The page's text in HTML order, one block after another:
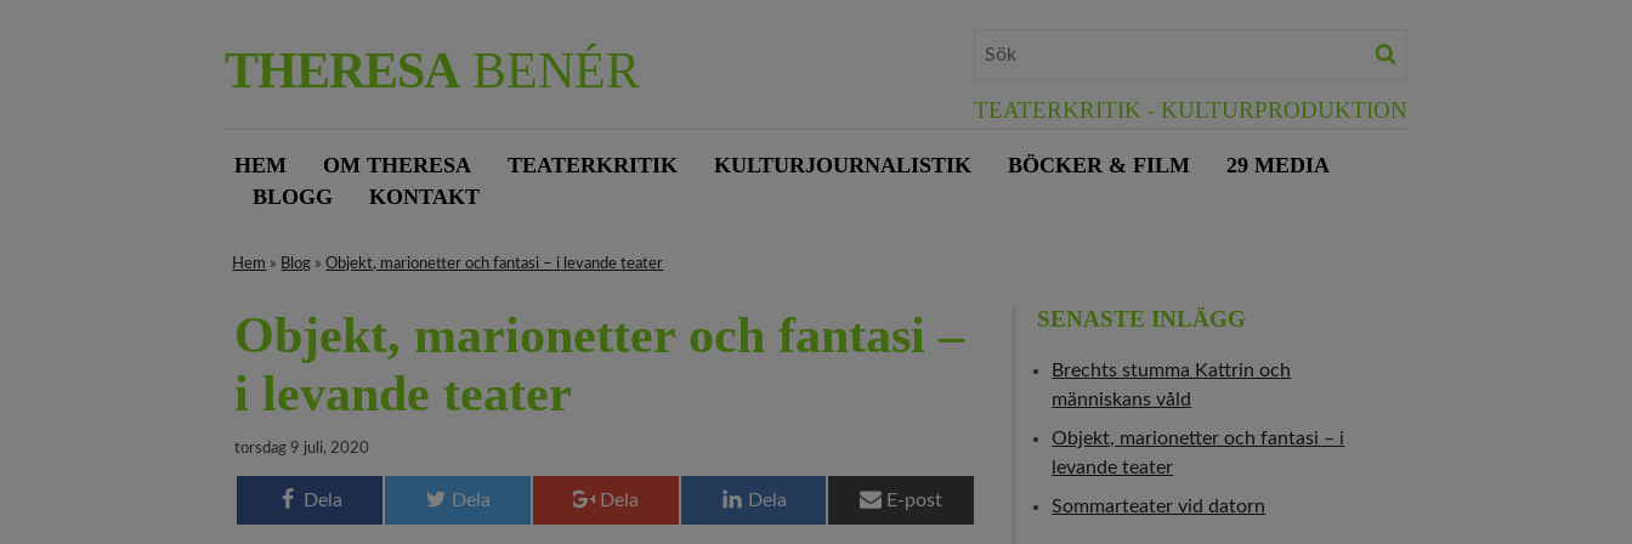
THERESA BENÉR
TEATERKRITIK - KULTURPRODUKTION
HEM OM THERESA TEATERKRITIK KULTURJOURNALISTIK BÖCKER & FILM
29 MEDIA
BLOGG
KONTAKT
Hem » Blog »Objekt, marionetter och fantasi – i levande teater
Objekt, marionetter och fantasi –
i levande teater
torsdag 9 juli, 2020
Dela Dela Dela Dela E-post
SENASTE INLÄGG
Brechts stumma Kattrin och
människans våld
Objekt, marionetter och fantasi – i
levande teater
Sommarteater vid datorn